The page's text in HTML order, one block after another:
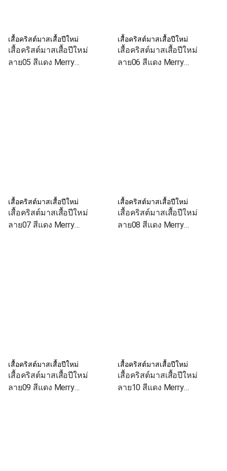
เสื้อคริสต์มาสเสื้อปีใหม่
เสื้อคริสต์มาสเสื้อปีใหม่
ลาย05 สีแดง Merry
เสื้อคริสต์มาสเสื้อปีใหม่
เสื้อคริสต์มาสเสื้อปีใหม่
ลาย06 สีแดง Merry
เสื้อคริสต์มาสเสื้อปีใหม่
เสื้อคริสต์มาสเสื้อปีใหม่
ลาย07 สีแดง Merry
เสื้อคริสต์มาสเสื้อปีใหม่
เสื้อคริสต์มาสเสื้อปีใหม่
ลาย08 สีแดง Merry
เสื้อคริสต์มาสเสื้อปีใหม่
เสื้อคริสต์มาสเสื้อปีใหม่
ลาย09 สีแดง Merry
เสื้อคริสต์มาสเสื้อปีใหม่
เสื้อคริสต์มาสเสื้อปีใหม่
ลาย10 สีแดง Merry